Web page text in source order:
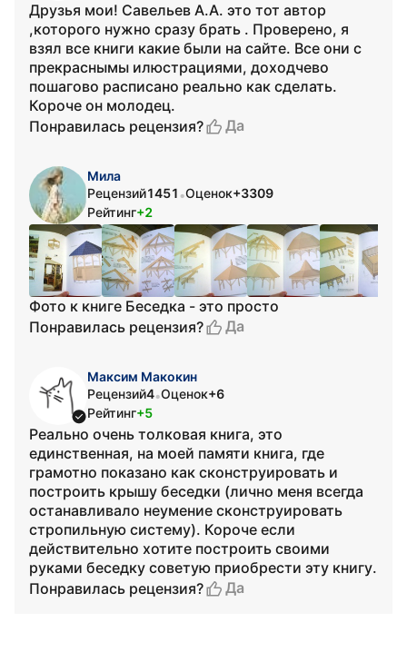
Друзья мои! Савельев А.А. это тот автор
,которого нужно сразу брать . Проверено, я
взял все книги какие были на сайте. Все они с
прекраснымы илюстрациями, доходчево
пошагово расписано реально как сделать.
Короче он молодец.
Понравилась рецензия?
Да
Мила
Рецензий1451 •Оценок+3309
Рейтинг+2
Фото к книге Беседка - это просто
Понравилась рецензия?
Да
Максим Макокин
Рецензий4•Оценок+6
Рейтинг+5
Реально очень толковая книга, это
единственная, на моей памяти книга, где
грамотно показано как сконструировать и
построить крышу беседки (лично меня всегда
останавливало неумение сконструировать
стропильную систему). Короче если
действительно хотите построить своими
руками беседку советую приобрести эту книгу.
Понравилась рецензия?
Да